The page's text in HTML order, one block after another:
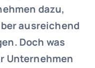
dazu,
ausreichend
Doch was
Unternehmen